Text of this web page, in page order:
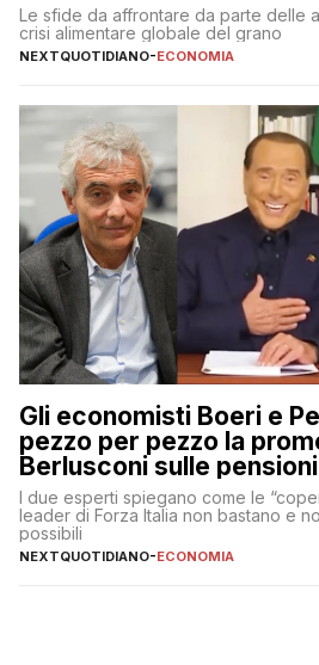
Le sfide da affrontare da parte delle
crisi alimentare globale del grano
NEXTQUOTIDIANO-ECONOMIA
Gli economisti Boeri e
pezzo per pezzo la
Berlusconi sulle pensioni
I due esperti spiegano come le
leader di Forza Italia non bastano e
possibili
NEXTQUOTIDIANO-ECONOMIA